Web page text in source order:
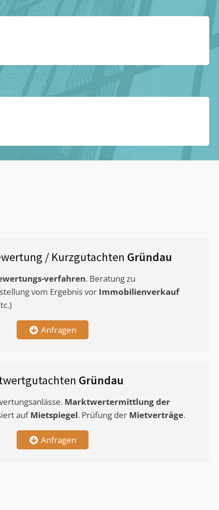
/ Kurzgutachten Gründau
verfahren. Beratung zu
vom Ergebnis vor Immobilienverkauf
Anfragen
Gründau
Marktwertermittlungder
aufMietspiegel. Prüfung der Mietverträge.
Anfragen